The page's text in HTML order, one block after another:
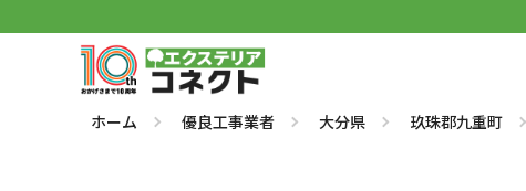
ホーム 優良工事業者 大分県 玖珠郡九重町